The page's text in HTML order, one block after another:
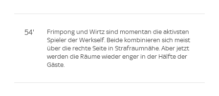
54'
Frimpong und Wirtz sind momentan die aktivsten
Spieler der Werkself. Beide kombinieren sich meist
über die rechte Seite in Strafraumnähe. Aber jetzt
werden die Räume wieder enger in der Hälfte der
Gäste.